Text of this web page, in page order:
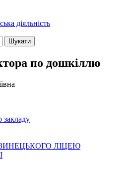
діяльність
по дошкіллю
ЛІЦЕЮ